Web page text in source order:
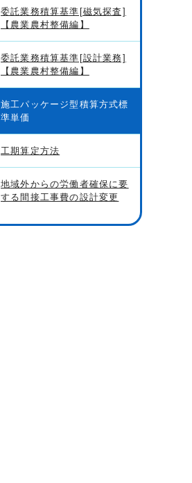
委託業務積算基準[磁気探査]
【農業農村整備編】
委託業務積算基準[設計業務]
【農業農村整備編】
施工パッケージ型積算方式標
準単価
工期算定方法
地域外からの労働者確保に要
する間接工事費の設計変更